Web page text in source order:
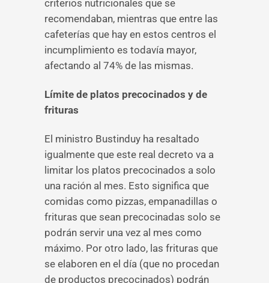
criterios nutricionales que se
recomendaban, mientras que entre las
cafeterías que hay en estos centros el
incumplimiento es todavía mayor,
afectando al 74% de las mismas.
Límite de platos precocinados y de
frituras
El ministro Bustinduy ha resaltado
igualmente que este real decreto va a
limitar los platos precocinados a solo
una ración al mes. Esto significa que
comidas como pizzas, empanadillas o
frituras que sean precocinadas solo se
podrán servir una vez al mes como
máximo. Por otro lado, las frituras que
se elaboren en el día (que no procedan
de productos precocinados) podrán